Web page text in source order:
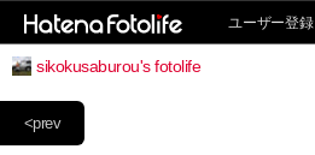
ユーザー登録
sikokusaburou's fotolife
<prev